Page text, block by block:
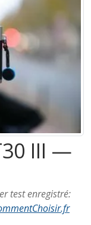
III —
test enregistré: